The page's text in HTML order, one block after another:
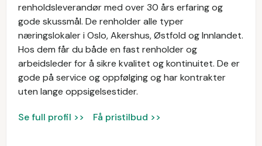
renholdsleverandør med over 30 års erfaring og
gode skussmål. De renholder alle typer
næringslokaler i Oslo, Akershus, Østfold og Innlandet.
Hos dem får du både en fast renholder og
arbeidsleder for å sikre kvalitet og kontinuitet. De er
gode på service og oppfølging og har kontrakter
uten lange oppsigelsestider.
Se full profil >> Få pristilbud >>